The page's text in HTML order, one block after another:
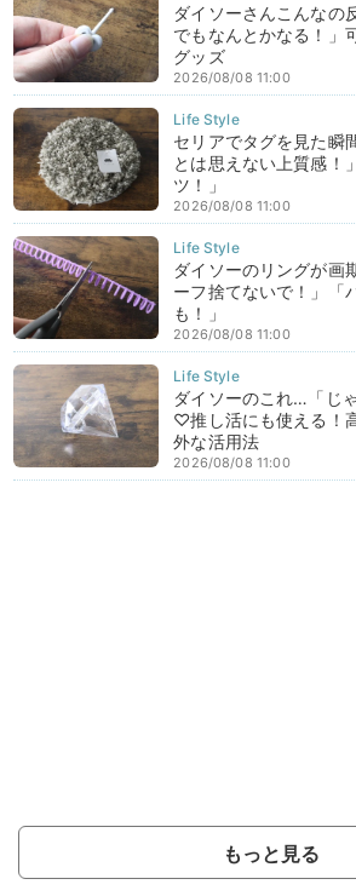
ダイソーさんこんなの
でもなんとかなる！」
グッズ
2026/08/08 11:00
セリアでタグを見た瞬
とは思えない上質感！
ツ！」
2026/08/08 11:00
ダイソーのリングが画
ーフ捨てないで！」「
も！」
2026/08/08 11:00
ダイソーのこれ…「じ
♡推し活にも使える！
外な活用法
2026/08/08 11:00
もっと見る